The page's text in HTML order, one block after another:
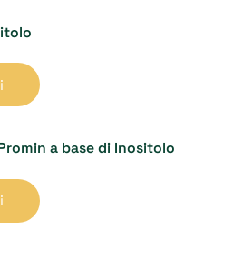
a base di Inositolo